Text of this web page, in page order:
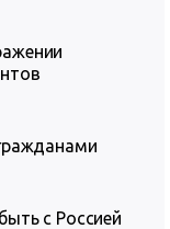
с Россией